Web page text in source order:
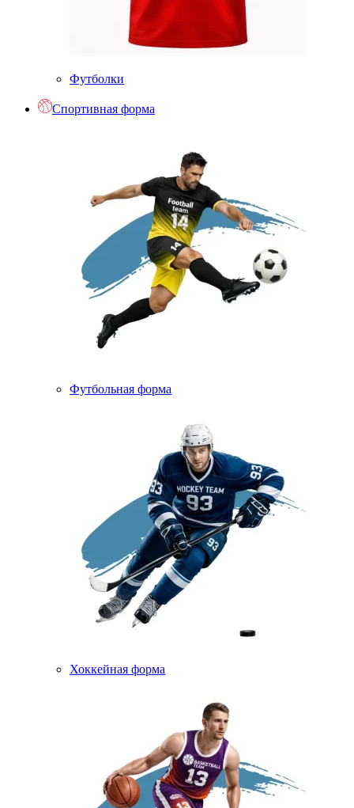
Футболки
Спортивная форма
Футбольная форма
Хоккейная форма